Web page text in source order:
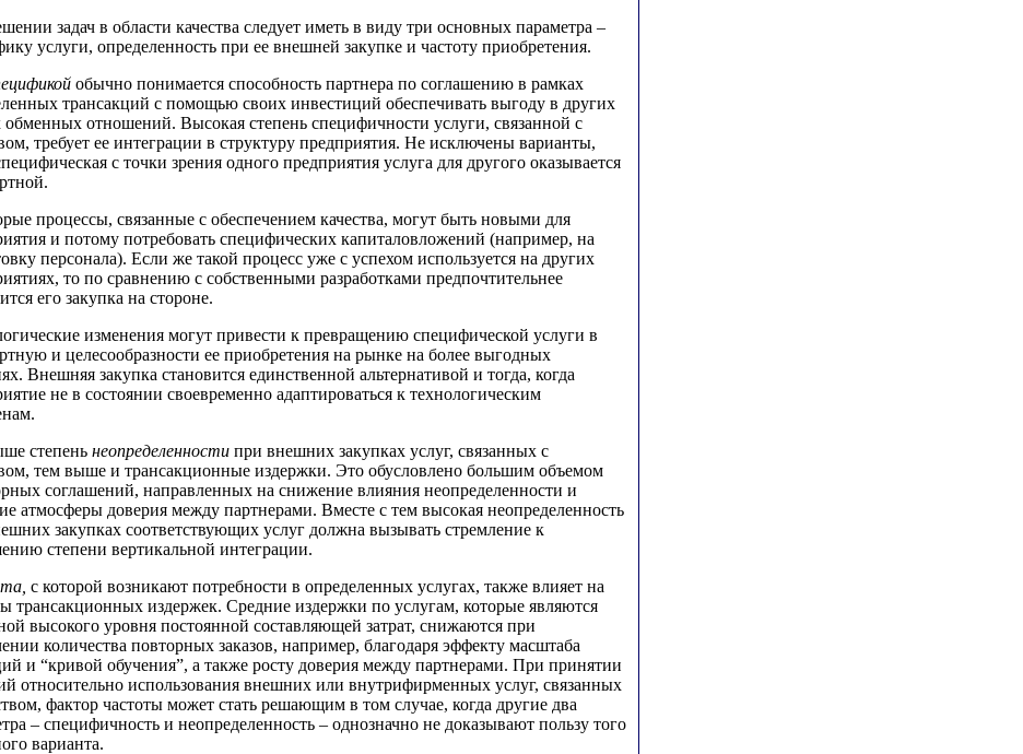
задач в области качества следует иметь в виду три основных параметра –
услуги, определенность при ее внешней закупке и частоту приобретения.
обычно понимается способность партнера по соглашению в рамках
трансакций с помощью своих инвестиций обеспечивать выгоду в других
обменных отношений. Высокая степень специфичности услуги, связанной с
требует ее интеграции в структуру предприятия. Не исключены варианты,
с точки зрения одного предприятия услуга для другого оказывается
процессы, связанные с обеспечением качества, могут быть новыми для
и потому потребовать специфических капиталовложений (например, на
персонала). Если же такой процесс уже с успехом используется на других
то по сравнению с собственными разработками предпочтительнее
его закупка на стороне.
изменения могут привести к превращению специфической услуги в
и целесообразности ее приобретения на рынке на более выгодных
Внешняя закупка становится единственной альтернативой и тогда, когда
не в состоянии своевременно адаптироваться к технологическим
степень неопределенности при внешних закупках услуг, связанных с
тем выше и трансакционные издержки. Это обусловлено большим объемом
соглашений, направленных на снижение влияния неопределенности и
атмосферы доверия между партнерами. Вместе с тем высокая неопределенность
закупках соответствующих услуг должна вызывать стремление к
степени вертикальной интеграции.
с которой возникают потребности в определенных услугах, также влияет на
трансакционных издержек. Средние издержки по услугам, которые являются
высокого уровня постоянной составляющей затрат, снижаются при
количества повторных заказов, например, благодаря эффекту масштаба
и “кривой обучения”, а также росту доверия между партнерами. При принятии
относительно использования внешних или внутрифирменных услуг, связанных
фактор частоты может стать решающим в том случае, когда другие два
– специфичность и неопределенность – однозначно не доказывают пользу того
варианта.